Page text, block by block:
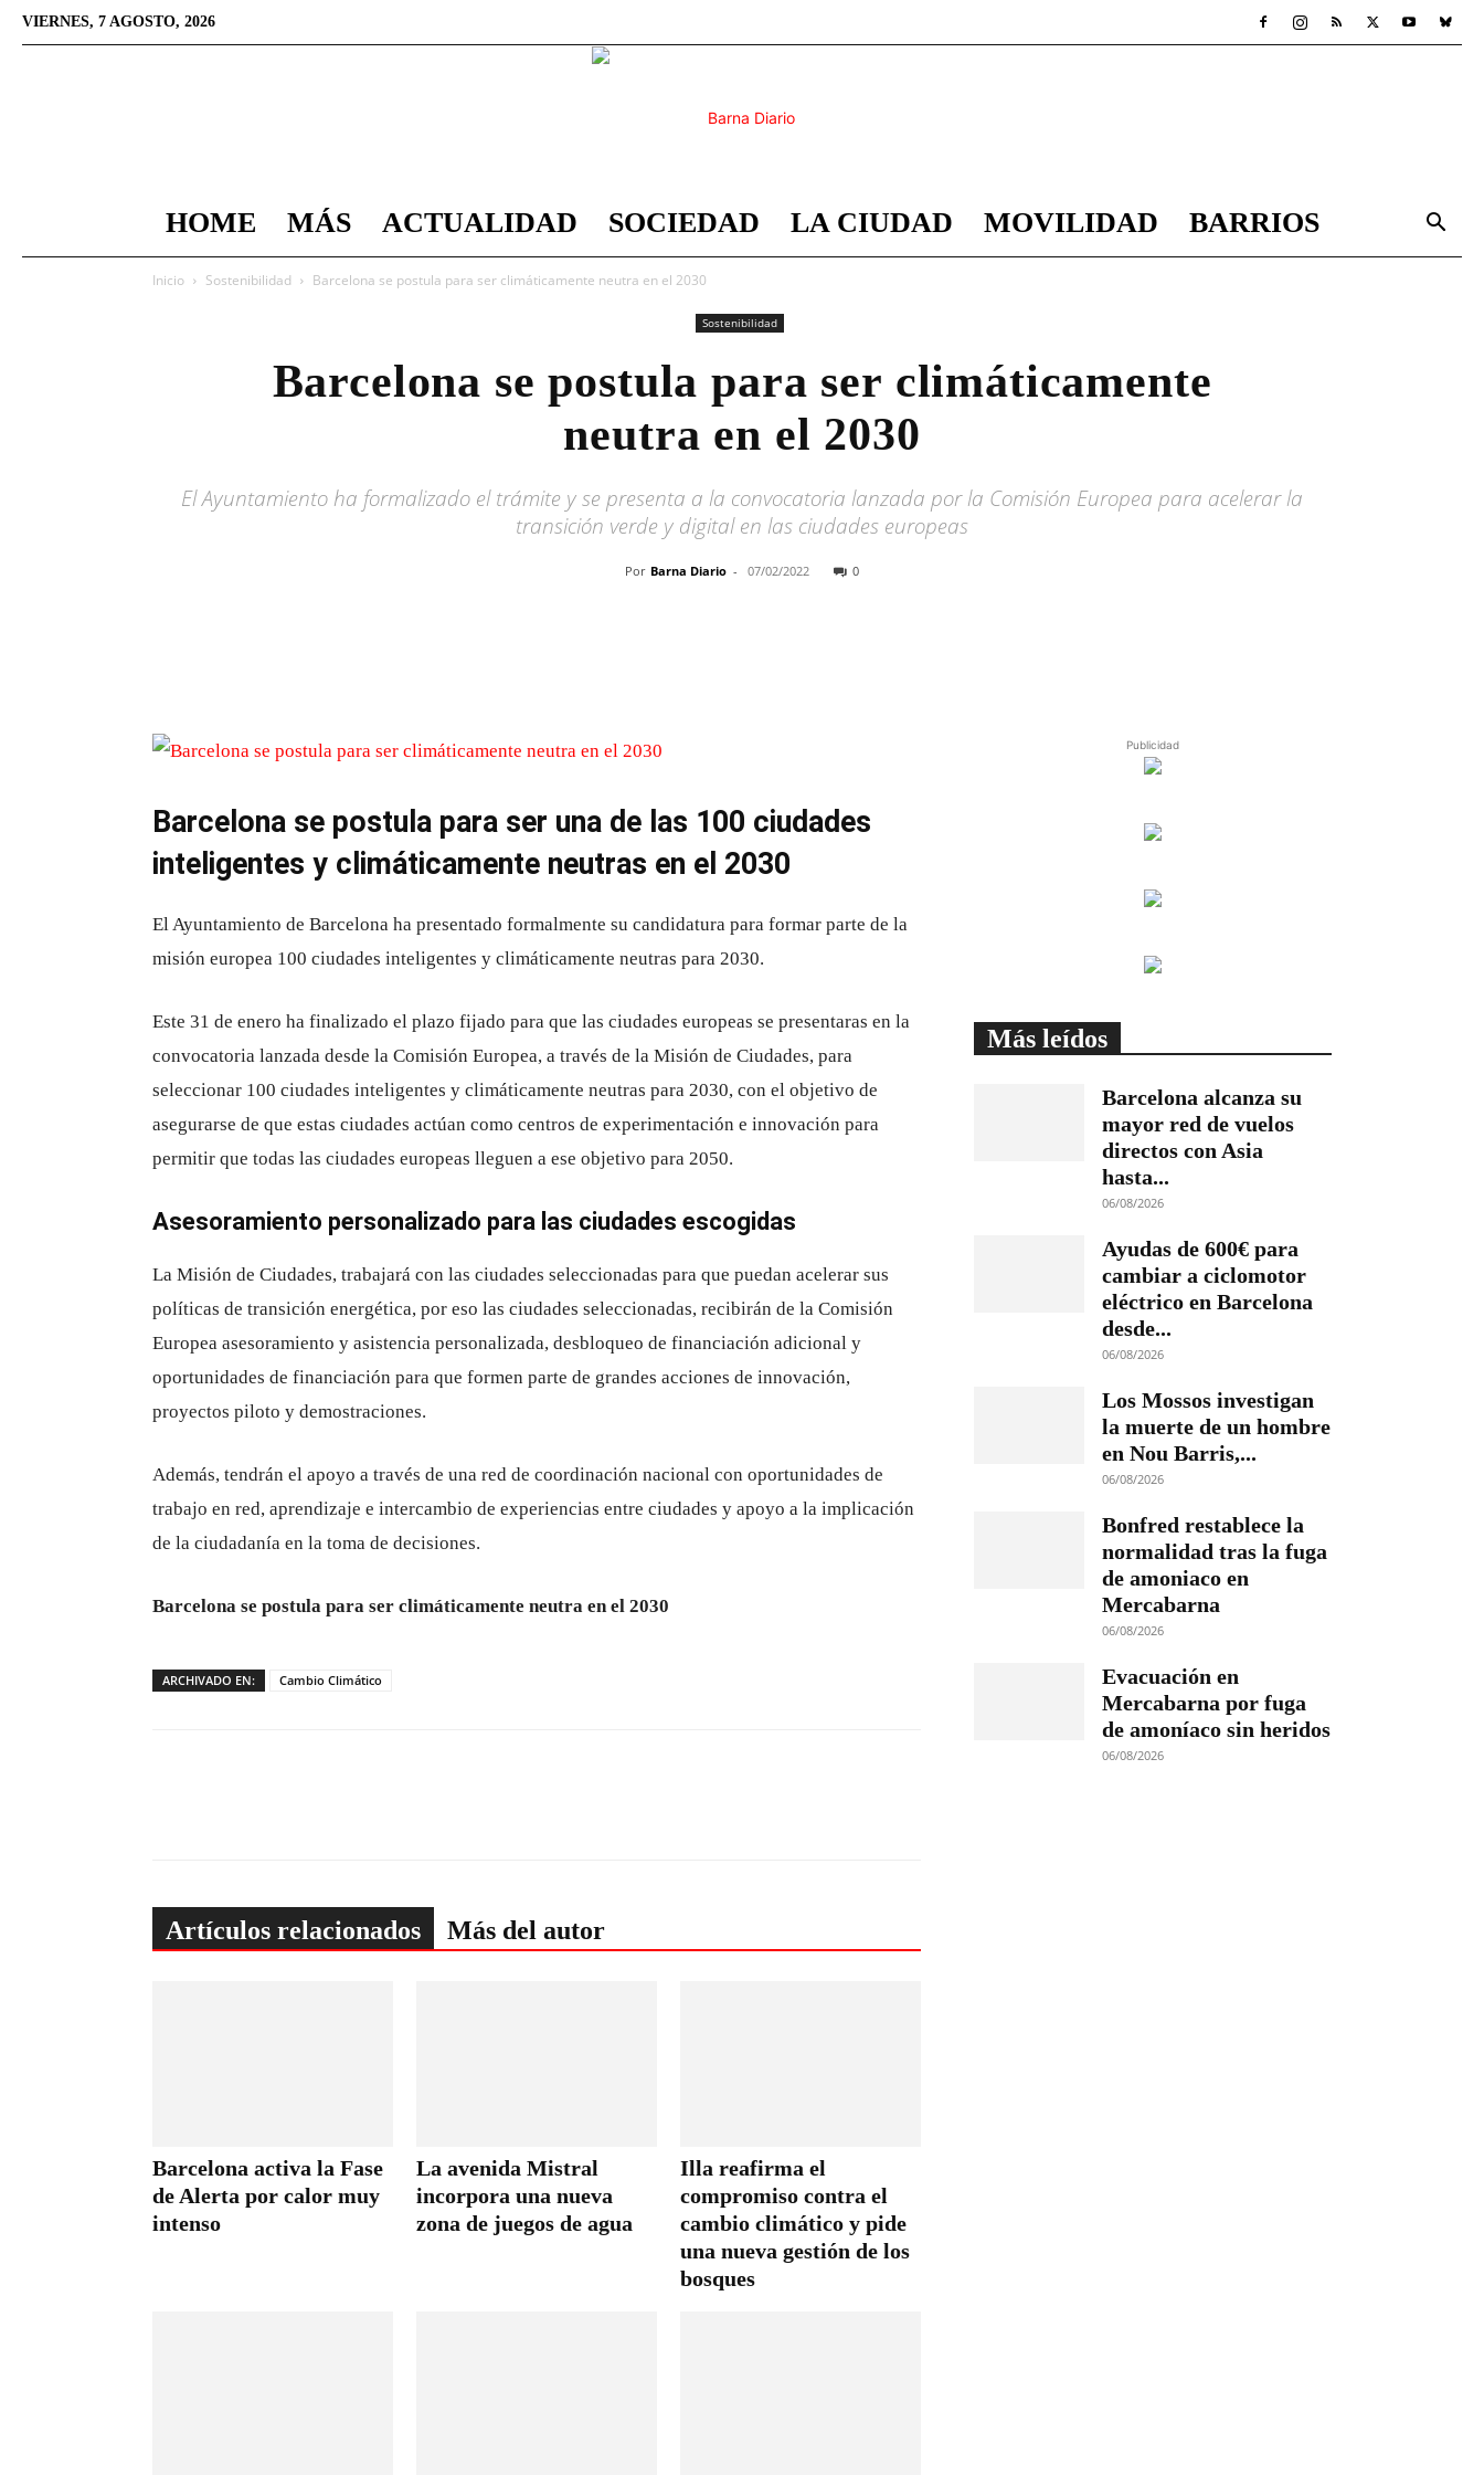
VIERNES, 7 AGOSTO, 2026
Barna
HOME MÁS ACTUALIDAD SOCIEDAD LA CIUDAD MOVILIDAD BARRIOS
Inicio Sostenibilidad Barcelona se postula para ser climáticamente neutra en el 2030
Sostenibilidad
Barcelona se postula para ser climáticamente
neutra en el 2030
El Ayuntamiento ha formalizado el trámite y se presenta a la convocatoria lanzada por la Comisión Europea para acelerar la
transición verde y digital en las ciudades europeas
Por Barna Diario - 07/02/2022 0
Barcelona se postula para ser una de las 100 ciudades
inteligentes y climáticamente neutras en el 2030
El Ayuntamiento de Barcelona ha presentado formalmente su candidatura para formar parte de la
misión europea 100 ciudades inteligentes y climáticamente neutras para 2030.
Este 31 de enero ha finalizado el plazo fijado para que las ciudades europeas se presentaras en la
convocatoria lanzada desde la Comisión Europea, a través de la Misión de Ciudades, para
seleccionar 100 ciudades inteligentes y climáticamente neutras para 2030, con el objetivo de
asegurarse de que estas ciudades actúan como centros de experimentación e innovación para
permitir que todas las ciudades europeas lleguen a ese objetivo para 2050.
Asesoramiento personalizado para las ciudades escogidas
La Misión de Ciudades, trabajará con las ciudades seleccionadas para que puedan acelerar sus
políticas de transición energética, por eso las ciudades seleccionadas, recibirán de la Comisión
Europea asesoramiento y asistencia personalizada, desbloqueo de financiación adicional y
oportunidades de financiación para que formen parte de grandes acciones de innovación,
proyectos piloto y demostraciones.
Además, tendrán el apoyo a través de una red de coordinación nacional con oportunidades de
trabajo en red, aprendizaje e intercambio de experiencias entre ciudades y apoyo a la implicación
de la ciudadanía en la toma de decisiones.
Barcelona se postula para ser climáticamente neutra en el 2030
ARCHIVADO EN: Cambio Climático
Artículos relacionados Más del autor
Barcelona activa la Fase
de Alerta por calor muy
intenso
La avenida Mistral
incorpora una nueva
zona de juegos de agua
Illa reafirma el
compromiso contra el
cambio climático y pide
una nueva gestión de los
bosques
Publicidad
Más leídos
Barcelona alcanza su
mayor red de vuelos
directos con Asia
hasta...
06/08/2026
Ayudas de 600€ para
cambiar a ciclomotor
eléctrico en Barcelona
desde...
06/08/2026
Los Mossos investigan
la muerte de un hombre
en Nou Barris,...
06/08/2026
Bonfred restablece la
normalidad tras la fuga
de amoniaco en
Mercabarna
06/08/2026
Evacuación en
Mercabarna por fuga
de amoníaco sin heridos
06/08/2026